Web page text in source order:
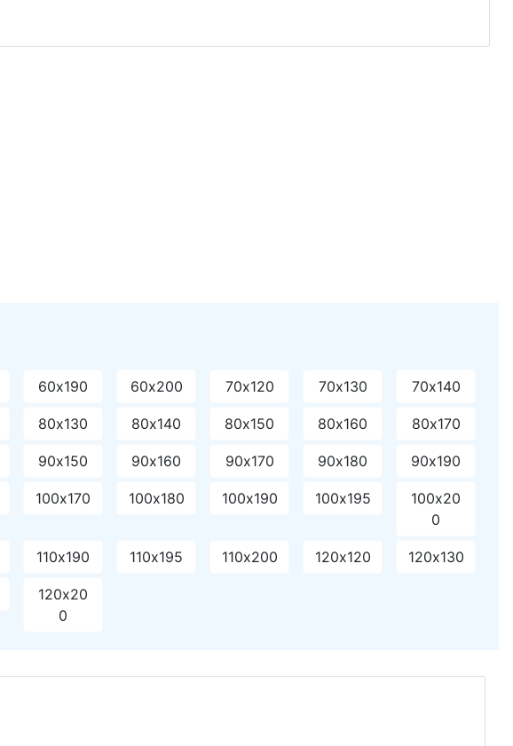
60х190 60х200 70х120 70х130 70х140
80х130 80х140 80х150 80х160 80х170
90х150 90х160 90х170 90х180 90х190
100х170 100х180 100х190 100х195
100х20
0
110х190 110х195 110х200 120х120 120х130
120х20
0